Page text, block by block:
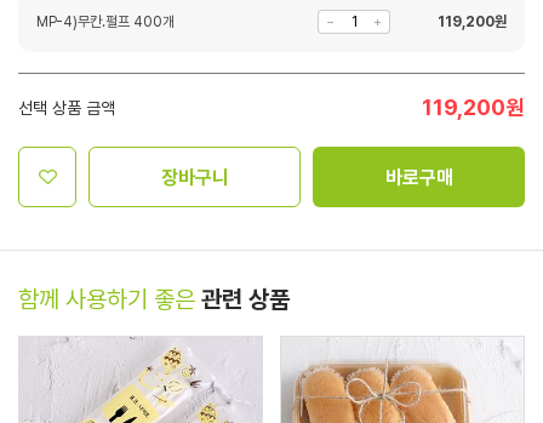
MP-4)무칸.펄프 400개 119,200원
선택 상품 금액 119,200원
장바구니 바로구매
함께 사용하기 좋은 관련 상품